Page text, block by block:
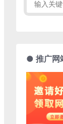
● 推广网